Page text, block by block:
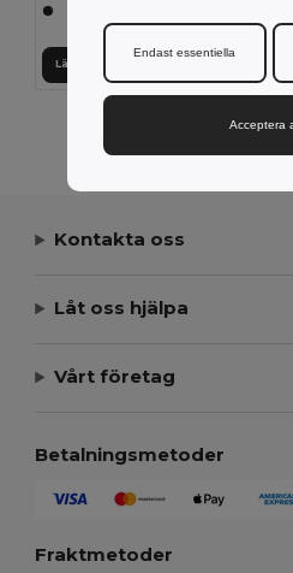
Lägg till i Varukorgen
Visar Alla
Kontakta oss
Låt oss hjälpa
Vårt företag
Betalningsmetoder
Fraktmetoder
Endast essentiella
Acceptera